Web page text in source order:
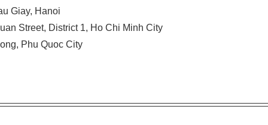
Giay, Hanoi
Street, District 1, Ho Chi Minh City
Phu Quoc City